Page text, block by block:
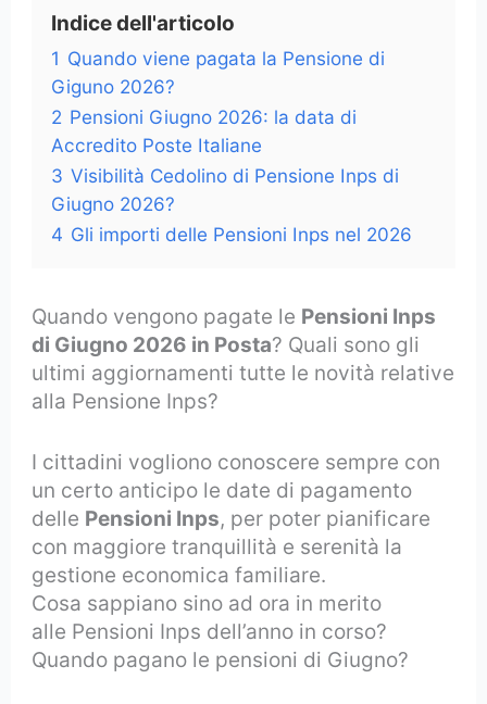
Indice dell'articolo
1 Quando viene pagata la Pensione di
Giguno 2026?
2 Pensioni Giugno 2026: la data di
Accredito Poste Italiane
3 Visibilità Cedolino di Pensione Inps di
Giugno 2026?
4 Gli importi delle Pensioni Inps nel 2026
Quando vengono pagate le Pensioni Inps
di Giugno 2026 in Posta? Quali sono gli
ultimi aggiornamenti tutte le novità relative
alla Pensione Inps?
I cittadini vogliono conoscere sempre con
un certo anticipo le date di pagamento
delle Pensioni Inps, per poter pianificare
con maggiore tranquillità e serenità la
gestione economica familiare.
Cosa sappiano sino ad ora in merito
alle Pensioni Inps dell’anno in corso?
Quando pagano le pensioni di Giugno?